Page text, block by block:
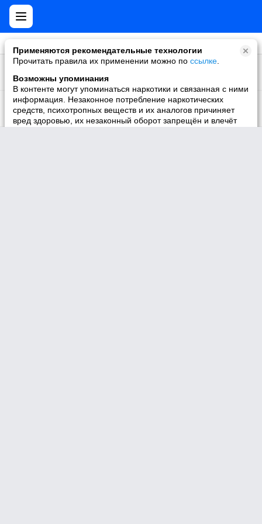
Применяются рекомендательные технологии
Прочитать правила их применении можно по ссылке
Возможны упоминания
В контенте могут упоминаться наркотики и связанная с ними
информация. Незаконное потребление наркотических
средств, психотропных веществ и их аналогов причиняет
вред здоровью, их незаконный оборот запрещён и влечёт
Гид по путешествиям
Участник
Записки Казановы
Участник